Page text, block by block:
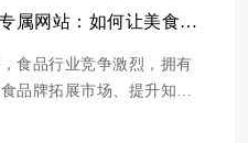
们通过多维度的严格评
年精选的10家专业食品
打造食品行业专属网站：如何让美食品牌在线脱颖而出
食品行业竞争激烈，拥有
品牌拓展市场、提升知名